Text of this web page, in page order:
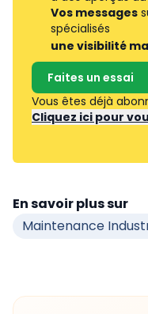
Vos messages
spécialisés
une visibilité
Faites un essai
Vous êtes déjà
Cliquez ici pour
En savoir plus sur
Maintenance